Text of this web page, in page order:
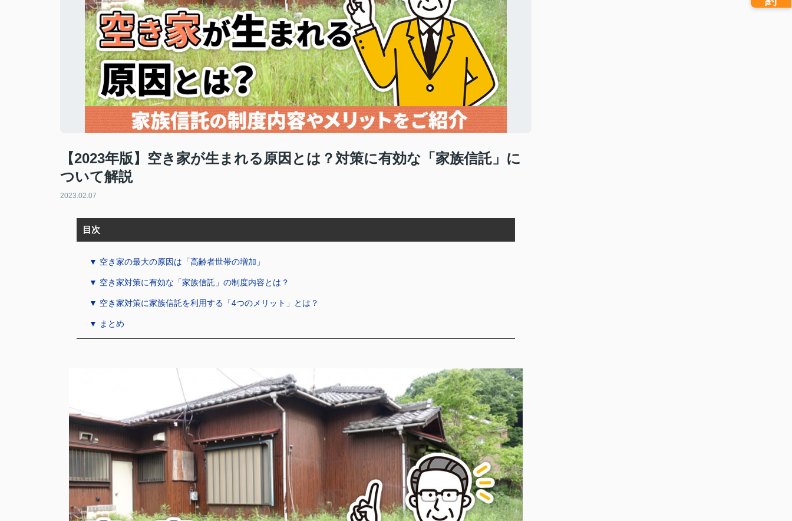
【2023年版】空き家が生まれる原因とは？対策に有効な「家族信託」に
ついて解説
2023.02.07
目次
▼ 空き家の最大の原因は「高齢者世帯の増加」
▼ 空き家対策に有効な「家族信託」の制度内容とは？
▼ 空き家対策に家族信託を利用する「4つのメリット」とは？
▼ まとめ